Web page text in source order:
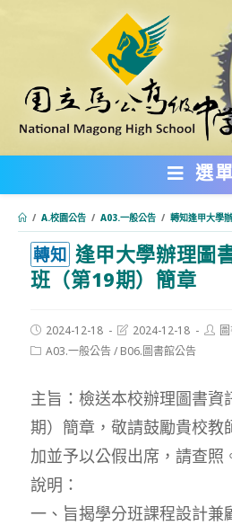
內
選單
/ A.校園公告 / A03.一般公告 / 轉知逢甲大學
轉知 逢甲大學辦理圖
班（第19期）簡章
Post
published:
2024-12-18
Post
modified:
2024-12-18
Post
PostA03.一般公告/ B06.圖書館公告
主旨：檢送本校辦理圖書資
期）簡章，敬請鼓勵貴校教
加並予以公假出席，請查照
說明：
一、旨揭學分班課程設計兼